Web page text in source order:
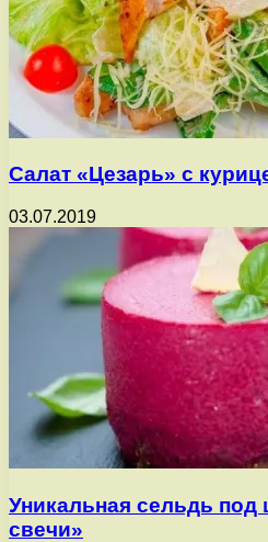
Салат «Цезарь» с
03.07.2019
Уникальная сельдь
свечи»